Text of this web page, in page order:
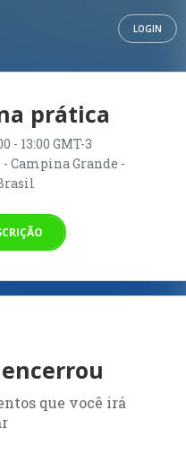
LOGIN
prática
- 13:00 GMT-3
- Campina Grande -
que você irá